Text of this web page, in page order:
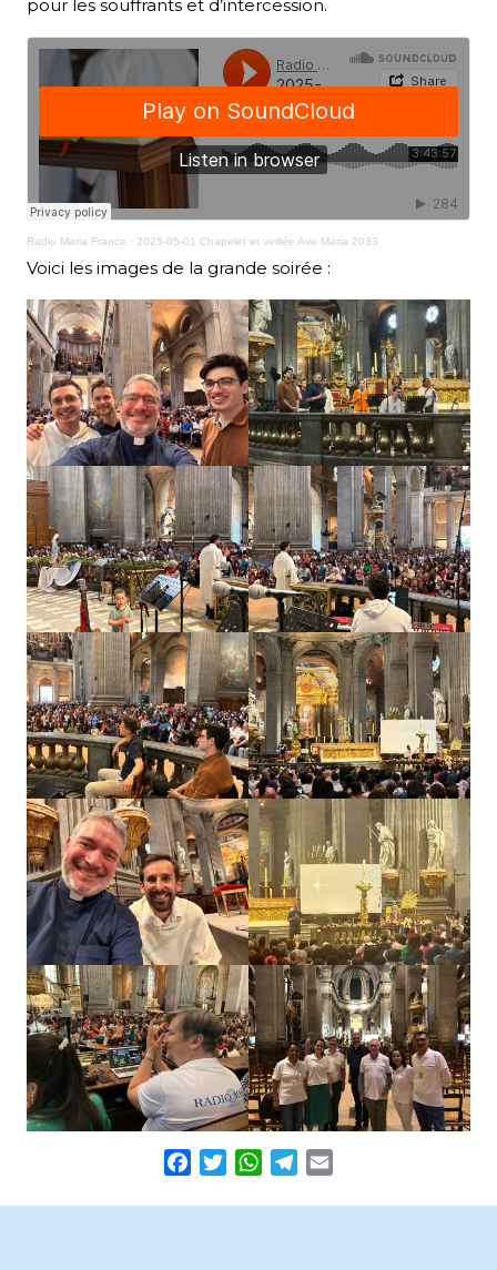
pour les souffrants et d’intercession.
Radio Maria France · 2025-05-01 Chapelet et veillée Ave Maria 2033
Voici les images de la grande soirée :
Facebook
TwitterWhatsApp
Telegram